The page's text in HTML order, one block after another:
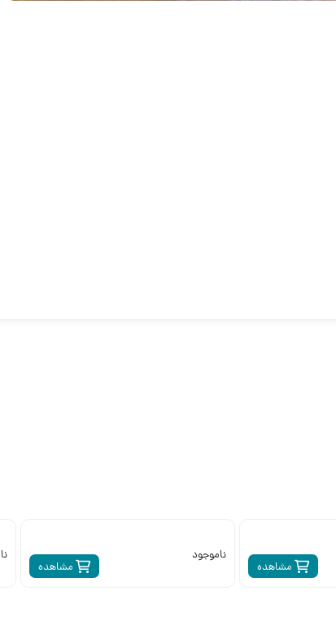
مشاهده مشاهده
ناموجود